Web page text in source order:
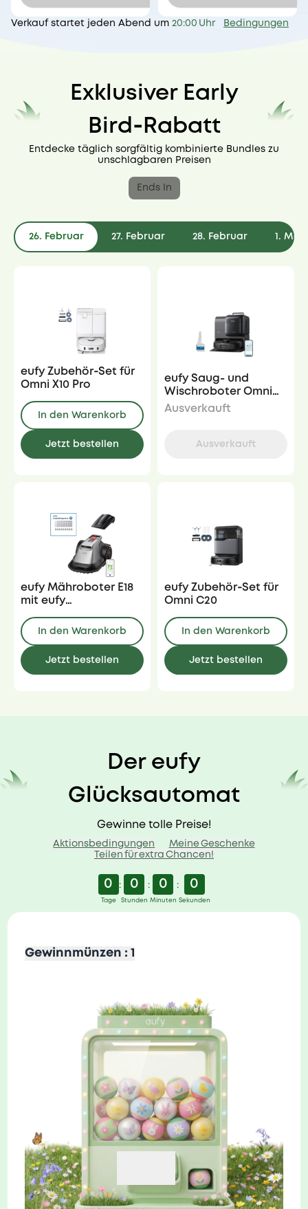
Verkauf startet jeden Abend um 20:00 Uhr Bedingungen
Exklusiver Early
Bird‑Rabatt
Entdecke täglich sorgfältig kombinierte Bundles zu
unschlagbaren Preisen
Ends In
26. Februar 27. Februar 28. Februar 1.
eufy Zubehör‑Set für
Omni X10 Pro
In den Warenkorb
Jetzt bestellen
eufy Saug- und
Wischroboter Omni
E28 mit
Ausverkauft
Ausverkauft
eufy Mähroboter E18
mit eufy
In den Warenkorb
Jetzt bestellen
eufy Zubehör‑Set für
Omni C20
In den Warenkorb
Jetzt bestellen
Der eufy
Glücksautomat
Gewinne tolle Preise!
Aktionsbedingungen
Meine Geschenke
Teilen für extra Chancen!
0
Tage
: 0
Stunden
: 0
Minuten
: 0
Sekunden
Gewinnmünzen : 1